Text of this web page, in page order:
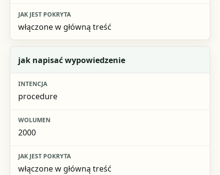
włączone w główną treść
jak napisać wypowiedzenie
procedure
2000
włączone w główną treść